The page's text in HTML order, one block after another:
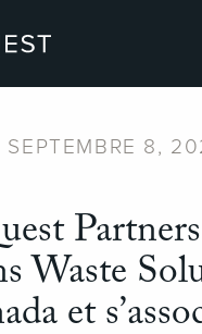
SEPTEMBRE 8,
Waste
et